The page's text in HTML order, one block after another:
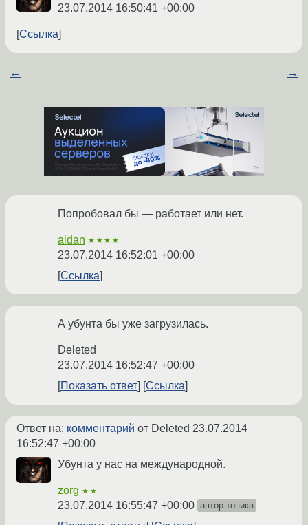
23.07.2014 16:50:41 +00:00
Ссылка
← →
Попробовал бы — работает или нет.
aidan ★★★★
23.07.2014 16:52:01 +00:00
Ссылка
А убунта бы уже загрузилась.
Deleted
23.07.2014 16:52:47 +00:00
Показать ответ
Ссылка
Ответ на: комментарий от Deleted 23.07.2014
16:52:47 +00:00
Убунта у нас на международной.
zorg ★★
23.07.2014 16:55:47 +00:00 автор топика